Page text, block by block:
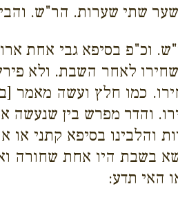
שער שתי שערות. הר"ש.
וכ"פ בסיפא גבי אחת
לאחר השבת. ולא
כמו חלץ ועשה
והדר מפרש בין
והלבינו בסיפא קתני
בשבת היו אחת
האי תדע: